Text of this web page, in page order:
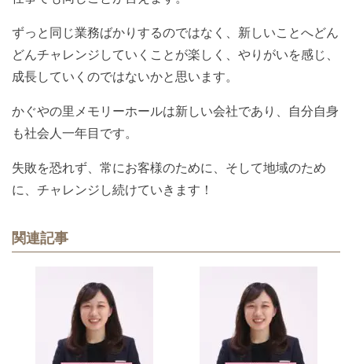
ずっと同じ業務ばかりするのではなく、新しいことへどん
どんチャレンジしていくことが楽しく、やりがいを感じ、
成長していくのではないかと思います。
かぐやの里メモリーホールは新しい会社であり、自分自身
も社会人一年目です。
失敗を恐れず、常にお客様のために、そして地域のため
に、チャレンジし続けていきます！
関連記事